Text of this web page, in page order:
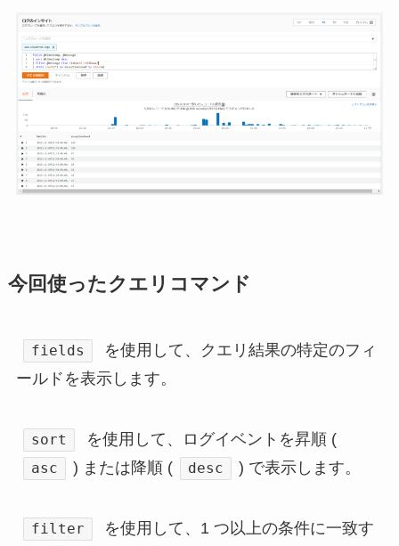
今回使ったクエリコマンド
fields
を使用して、クエリ結果の特定のフィ
ールドを表示します。
sort を使用して、ログイベントを昇順 (
asc ) または降順 ( desc ) で表示します。
filter
を使用して、1 つ以上の条件に一致す